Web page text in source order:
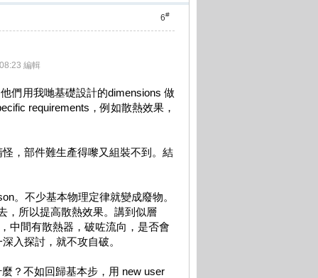
6#
編輯
們用我哋基礎設計的dimensions 做
requirements，例如散熱效果，
，部件難生產得嚟又組裝不到。結
。不少基本物理定律就變成廢物。
，所以提高散熱效果。講到似層
中間有散熱器，破咗流向，是否會
入探討，就不攻自破。
？不如回歸基本步，用 new user